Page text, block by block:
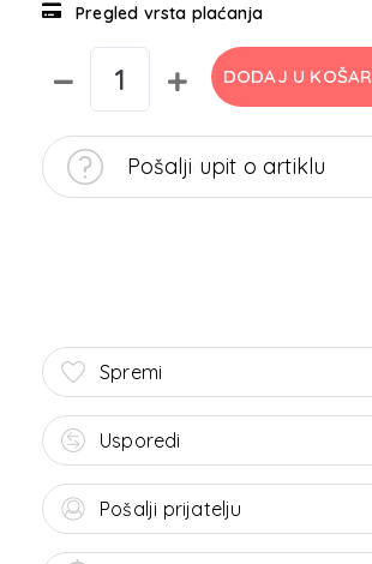
Pregled vrsta plaćanja
DODAJ U
Pošalji upit o artiklu
Spremi
Usporedi
Pošalji prijatelju